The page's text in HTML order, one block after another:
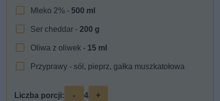
Mleko 2% - 500 ml
Ser cheddar -200 g
Oliwa z oliwek - 15 ml
Przyprawy - sól, pieprz, gałka muszkatołowa
Liczba porcji: - 4 +